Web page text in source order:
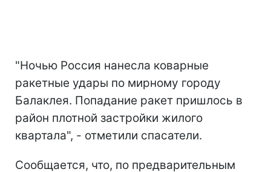
"Ночью Россия нанесла коварные
ракетные удары по мирному городу
Балаклея. Попадание ракет пришлось в
район плотной застройки жилого
квартала", - отметили спасатели.
Сообщается, что, по предварительным